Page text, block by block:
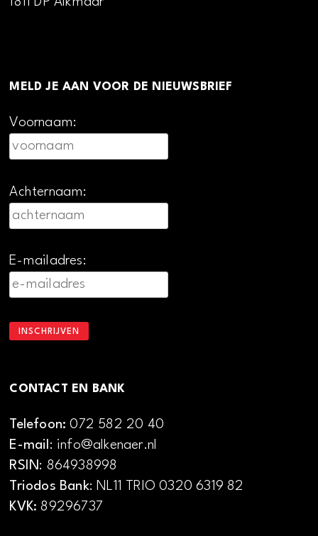
MELD JE AAN VOOR DE NIEUWSBRIEF
Voornaam:
Achternaam:
E-mailadres:
CONTACT EN BANK
Telefoon:072 582 20 40
E-mail : info@alkenaer.nl
RSIN : 864938998
Triodos Bank: NL11 TRIO 0320 6319 82
KVK: 89296737